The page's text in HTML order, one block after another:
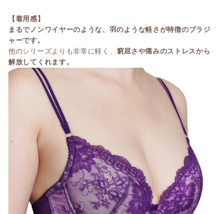
【着用感】
まるでノンワイヤーのような、羽のような軽さが特徴のブラジ
ャーです。
他のシリーズよりも非常に軽く、 窮屈さや痛みのストレスから
解放してくれます。